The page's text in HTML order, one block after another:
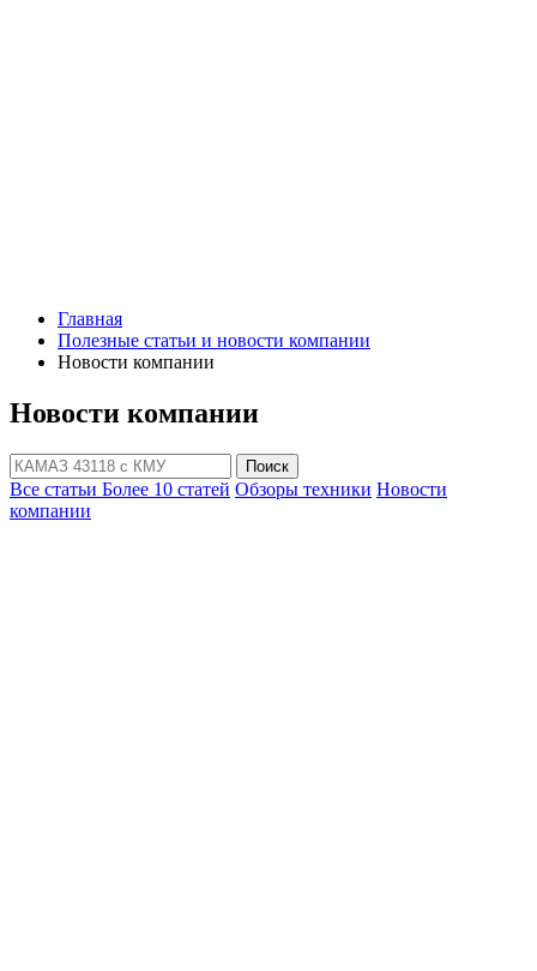
Главная
Полезные статьи и новости компании
Новости компании
Новости компании
Поиск
Все статьи Более 10 статей Обзоры техники Новости
компании